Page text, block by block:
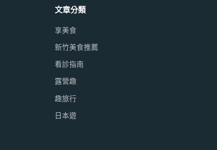
文章分類
享美食
新竹美食推薦
看診指南
露營趣
趣旅行
日本遊